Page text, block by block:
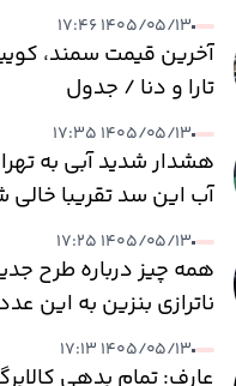
۱۴۰۵/۰۵/۱۳ ۱۷:۴۶
آخرین قیمت سمند،
تارا و دنا / جدول
۱۴۰۵/۰۵/۱۳ ۱۷:۳۵
هشدار شدید آبی به
آب این سد تقریبا خالی
۱۴۰۵/۰۵/۱۳ ۱۷:۲۵
همه چیز درباره طرح
ناترازی بنزین به این
می‌رسد
۱۴۰۵/۰۵/۱۳ ۱۷:۱۳
عارف: تمام بدهی